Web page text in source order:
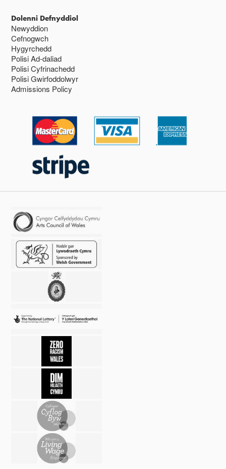
Dolenni Defnyddiol
Newyddion
Cefnogwch
Hygyrchedd
Polisi Ad-daliad
Polisi Cyfrinachedd
Polisi Gwirfoddolwyr
Admissions Policy